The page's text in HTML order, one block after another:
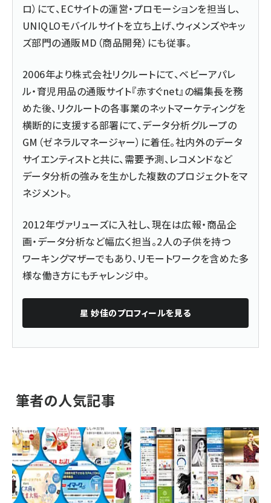
ロ）にて、ECサイトの運営・プロモーションを担当し、
UNIQLOモバイルサイトを立ち上げ、ウィメンズやキッ
ズ部門の通販MD（商品開発）にも従事。
2006年より株式会社リクルートにて、ベビーアパレ
ル・育児用品の通販サイト『赤すぐnet』の編集長を務
めた後、リクルートの各事業のネットマーケティングを
横断的に支援する部署にて、データ分析グループの
GM（ゼネラルマネージャー）に着任。社内外のデータ
サイエンティストと共に、需要予測、レコメンドなど
データ分析の強みを生かした複数のプロジェクトをマ
ネジメント。
2012年ヴァリューズに入社し、現在は広報・商品企
画・データ分析など幅広く担当。2人の子供を持つ
ワーキングマザーでもあり、リモートワークを含めた多
様な働き方にもチャレンジ中。
星 妙佳のプロフィールを見る
筆者の人気記事